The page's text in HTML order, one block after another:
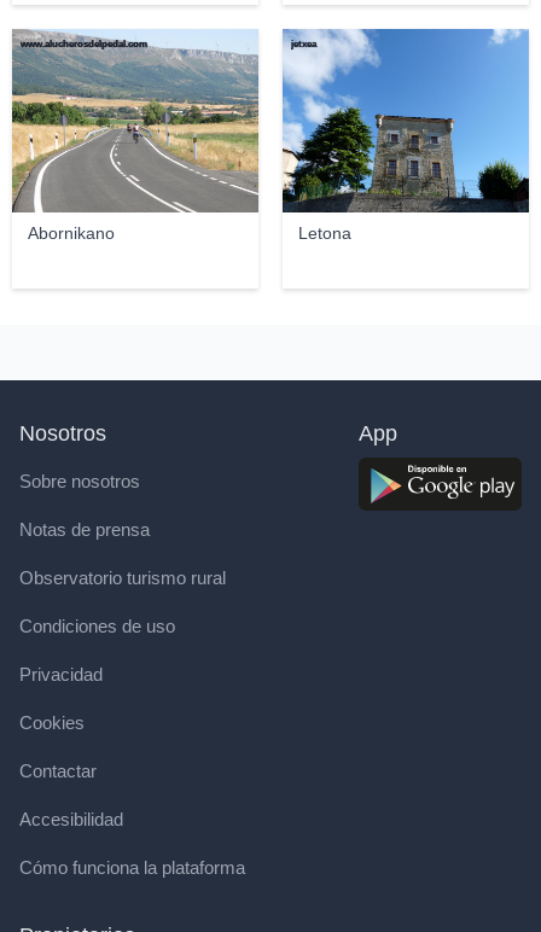
Abornikano
www.alucherosdelpedal.com
Letona
jetxea
Nosotros
Sobre nosotros
Notas de prensa
Observatorio turismo rural
Condiciones de uso
Privacidad
Cookies
Contactar
Accesibilidad
Cómo funciona la plataforma
App